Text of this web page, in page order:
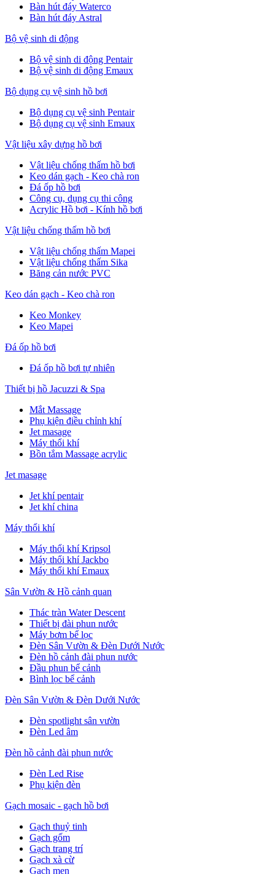
Bàn hút đáy Waterco
Bàn hút đáy Astral
Bộ vệ sinh di động
Bộ vệ sinh di động Pentair
Bộ vệ sinh di động Emaux
Bộ dụng cụ vệ sinh hồ bơi
Bộ dụng cụ vệ sinh Pentair
Bộ dụng cụ vệ sinh Emaux
Vật liệu xây dựng hồ bơi
Vật liệu chống thấm hồ bơi
Keo dán gạch - Keo chà ron
Đá ốp hồ bơi
Công cụ, dụng cụ thi công
Acrylic Hồ bơi - Kính hồ bơi
Vật liệu chống thấm hồ bơi
Vật liệu chống thấm Mapei
Vật liệu chống thấm Sika
Băng cản nước PVC
Keo dán gạch - Keo chà ron
Keo Monkey
Keo Mapei
Đá ốp hồ bơi
Đá ốp hồ bơi tự nhiên
Thiết bị hồ Jacuzzi & Spa
Mắt Massage
Phụ kiện điều chỉnh khí
Jet masage
Máy thổi khí
Bồn tắm Massage acrylic
Jet masage
Jet khí pentair
Jet khí china
Máy thổi khí
Máy thổi khí Kripsol
Máy thổi khí Jackbo
Máy thổi khí Emaux
Sân Vườn & Hồ cảnh quan
Thác tràn Water Descent
Thiết bị đài phun nước
Máy bơm bể lọc
Đèn Sân Vườn & Đèn Dưới Nước
Đèn hồ cảnh đài phun nước
Đầu phun bể cảnh
Bình lọc bể cảnh
Đèn Sân Vườn & Đèn Dưới Nước
Đèn spotlight sân vườn
Đèn Led âm
Đèn hồ cảnh đài phun nước
Đèn Led Rise
Phụ kiện đèn
Gạch mosaic - gạch hồ bơi
Gạch thuỷ tinh
Gạch gốm
Gạch trang trí
Gạch xà cừ
Gạch men